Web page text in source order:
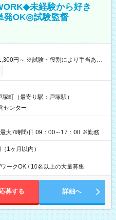
未経験から好き
発OK◎試験監督
円～ ※試験・役割により手当あり
【即給（前払い）オプションあ
勤務から1週間ほどで給与の一部を受け
～17:30（休憩1時間） 時給1,300円
交通費 ※当日の役割により時給＋100
7:00～13:30（休憩なし） 時給1,300
間＝日収8,400円＋交通費 【試用期
町（最寄り駅：戸塚駅）
センター
大7時間/日 09：00～17：00 ※勤務時
ます。
1ヶ月以内）
ークOK / 10名以上の大量募集
応募する 詳細へ